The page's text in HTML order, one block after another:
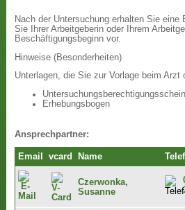
Nach der Untersuchung erhalten Sie eine
Sie Ihrer Arbeitgeberin oder Ihrem
Beschäftigungsbeginn vor.
Hinweise (Besonderheiten)
Unterlagen, die Sie zur Vorlage beim Arzt
Erhebungsbogen
Ansprechpartner:
Email vcard Name
Czerwonka,
Susanne